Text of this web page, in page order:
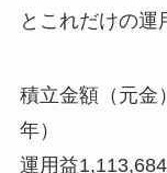
とこれだけの運
積立金額（元金
年）
運用益